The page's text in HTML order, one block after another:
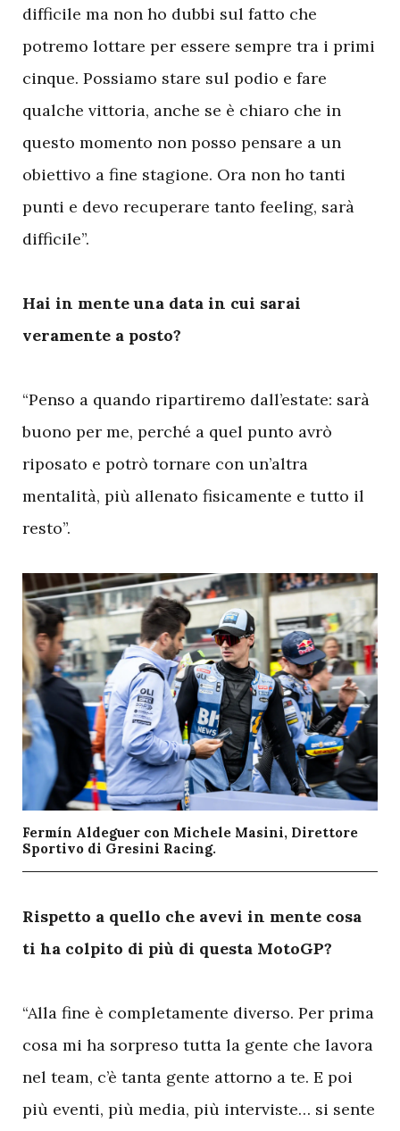
difficile ma non ho dubbi sul fatto che
potremo lottare per essere sempre tra i primi
cinque. Possiamo stare sul podio e fare
qualche vittoria, anche se è chiaro che in
questo momento non posso pensare a un
obiettivo a fine stagione. Ora non ho tanti
punti e devo recuperare tanto feeling, sarà
difficile”.
Hai in mente una data in cui sarai
veramente a posto?
“Penso a quando ripartiremo dall’estate: sarà
buono per me, perché a quel punto avrò
riposato e potrò tornare con un’altra
mentalità, più allenato fisicamente e tutto il
resto”.
Fermín Aldeguer con Michele Masini, Direttore
Sportivo di Gresini Racing.
Rispetto a quello che avevi in mente cosa
ti ha colpito di più di questa MotoGP?
“Alla fine è completamente diverso. Per prima
cosa mi ha sorpreso tutta la gente che lavora
nel team, c’è tanta gente attorno a te. E poi
più eventi, più media, più interviste… si sente